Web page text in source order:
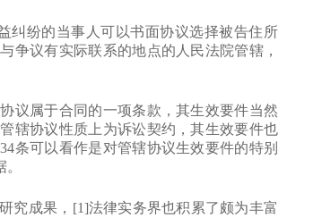
纷的当事人可以书面协议选择被告住所
争议有实际联系的地点的人民法院管辖，
属于合同的一项条款，其生效要件当然
辖协议性质上为诉讼契约，其生效要件也
条可以看作是对管辖协议生效要件的特别
成果，[1]法律实务界也积累了颇为丰富